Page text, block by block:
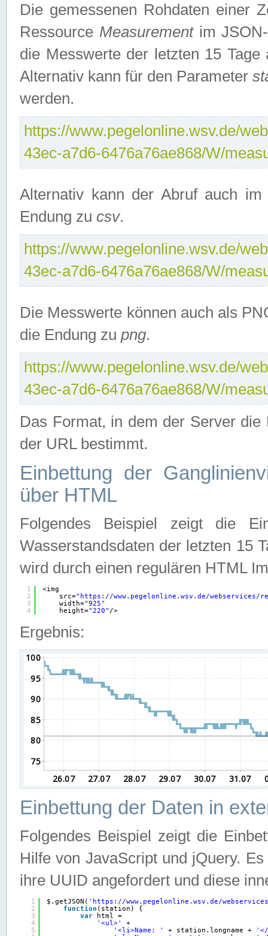
Die gemessenen Rohdaten einer
Ressource Measurementim JSON-
die Messwerte der letzten 15
Alternativ kann für den Parameter
werden.
https://www.pegelonline.wsv.de/
43ec-a7d6-6476a76ae868/W/
Alternativ kann der Abruf auch
Endung zu csv.
https://www.pegelonline.wsv.de/
43ec-a7d6-6476a76ae868/W/
Die Messwerte können auch als
die Endung zu png.
https://www.pegelonline.wsv.de/
43ec-a7d6-6476a76ae868/W/
Das Format, in dem der Server
der URL bestimmt.
Einbettung der
über HTML
Folgendes Beispiel zeigt die
Wasserstandsdaten der letzten 15
wird durch einen regulären HTML
1
2
3
4
<img
src=" https://www.pegelonline.wsv.de/webservices/
width="925"
height="220" />
Ergebnis:
Einbettung der Daten in
Folgendes Beispiel zeigt die
Hilfe von JavaScript und jQuery.
ihre UUID angefordert und diese
1
2
3
4
5
$.getJSON( ' https://www.pegelonline.wsv.de/
function (station) {
var
html =
'<ul>'
+
'<li>Name: '
+ station.longname +